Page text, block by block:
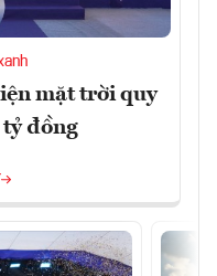
mặt trời quy
đồng